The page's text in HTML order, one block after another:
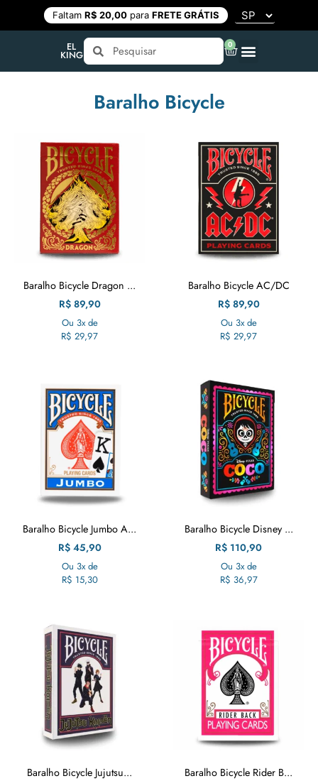
Faltam R$ 20,00para FRETE GRÁTIS
EL
KING
0
Baralho Bicycle
Baralho Bicycle Dragon ...
R$89,90
Ou 3x de
R$ 29,97
Baralho Bicycle AC/DC
R$89,90
Ou 3x de
R$ 29,97
Baralho Bicycle Jumbo A...
R$45,90
Ou 3x de
R$ 15,30
Baralho Bicycle Disney ...
R$ 110,90
Ou 3x de
R$ 36,97
Baralho Bicycle Jujutsu...
Baralho Bicycle Rider B...